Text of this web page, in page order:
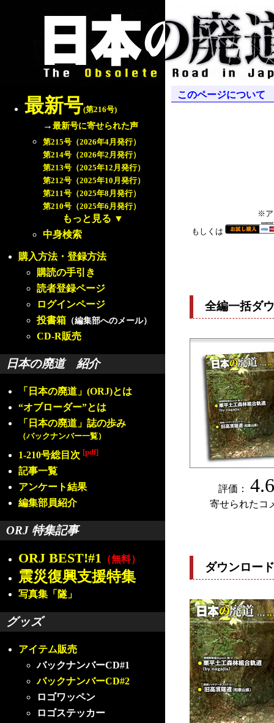
最新号(第216号)
→最新号に寄せられた声
第215号（2026年4月発行）
第214号（2026年2月発行）
第213号（2025年12月発行）
第212号（2025年10月発行）
第211号（2025年8月発行）
第210号（2025年6月発行）
もっと見る ▼
中身検索
購入方法・登録方法
購読の手引き
読者登録ページ
ログインページ
投書箱 （編集部へのメール）
CD-R販売
日本の廃道 紹介
「日本の廃道」(ORJ)とは
“オブローダー”とは
「日本の廃道」誌の歩み
（バックナンバー一覧）
1-210号総目次 [pdf]
記事一覧
アンケート結果
編集部員紹介
ORJ 特集記事
ORJ BEST!#1 （無料）
震災復興支援特集
写真集「隧」
グッズ
アイテム販売
バックナンバーCD#1
バックナンバーCD#2
ロゴワッペン
ロゴステッカー
このページについて
※ア
もしくは
全編一括ダ
評価：
寄せられたコ
ダウンロー